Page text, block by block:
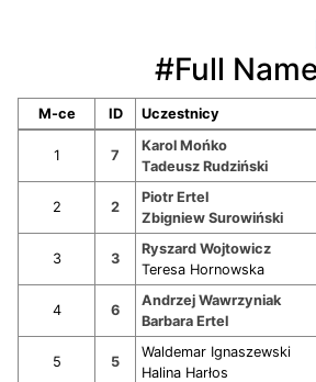
#Full
M-ce ID Uczestnicy
1 7
Karol Mońko
Tadeusz Rudziński
2 2
Piotr Ertel
Zbigniew Surowiński
3 3
Ryszard Wojtowicz
Teresa Hornowska
4 6
Andrzej Wawrzyniak
Barbara Ertel
5 5
Waldemar Ignaszewski
Halina Harłos